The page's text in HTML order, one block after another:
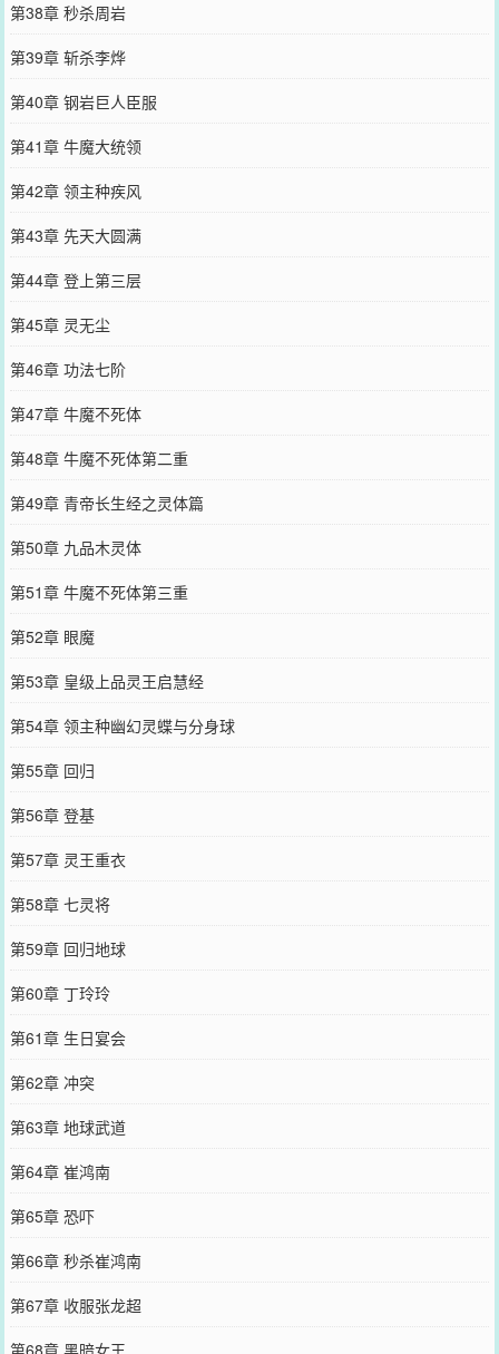
第38章 秒杀周岩
第39章 斩杀李烨
第40章 钢岩巨人臣服
第41章 牛魔大统领
第42章 领主种疾风
第43章 先天大圆满
第44章 登上第三层
第45章 灵无尘
第46章 功法七阶
第47章 牛魔不死体
第48章 牛魔不死体第二重
第49章 青帝长生经之灵体篇
第50章 九品木灵体
第51章 牛魔不死体第三重
第52章 眼魔
第53章 皇级上品灵王启慧经
第54章 领主种幽幻灵蝶与分身球
第55章 回归
第56章 登基
第57章 灵王重衣
第58章 七灵将
第59章 回归地球
第60章 丁玲玲
第61章 生日宴会
第62章 冲突
第63章 地球武道
第64章 崔鸿南
第65章 恐吓
第66章 秒杀崔鸿南
第67章 收服张龙超
第68章 黑暗女王